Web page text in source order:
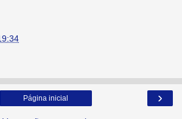
›
Página inicial